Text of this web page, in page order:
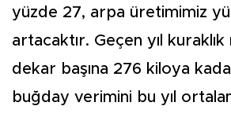
yüzde 27, arpa üretimimiz
artacaktır. Geçen yıl
dekar başına 276 kiloya
buğday verimini bu yıl